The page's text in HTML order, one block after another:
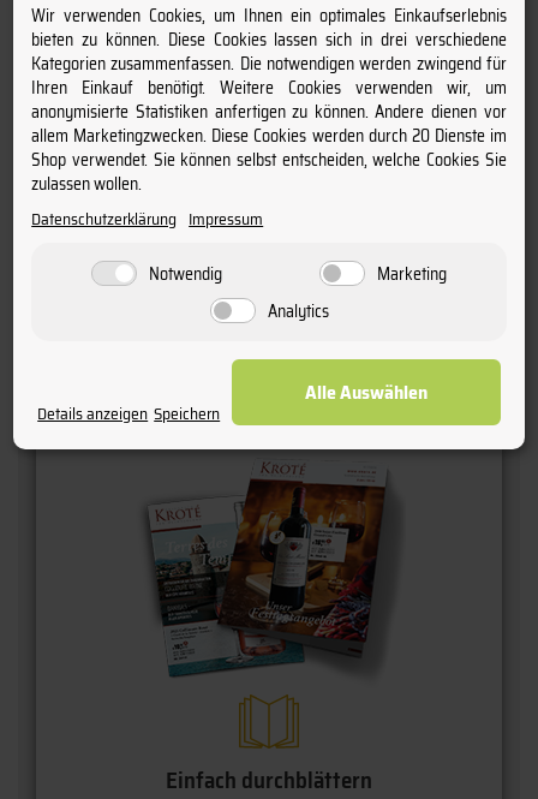
Charakter:
mineralisch & verspielt
Säure:
8,5 g/l
Anschrift:
Joh.Jos. Christoffel Erben, 54539 Ürzig
Kundenbewertungen
Einfach durchblättern
Wir verwenden Cookies, um Ihnen ein optimales Einkaufserlebnis
bieten zu können. Diese Cookies lassen sich in drei verschiedene
Kategorien zusammenfassen. Die notwendigen werden zwingend für
Ihren Einkauf benötigt. Weitere Cookies verwenden wir, um
anonymisierte Statistiken anfertigen zu können. Andere dienen vor
allem Marketingzwecken. Diese Cookies werden durch 20 Dienste im
Shop verwendet. Sie können selbst entscheiden, welche Cookies Sie
zulassen wollen.
Datenschutzerklärung Impressum
Notwendig
Marketing
Analytics
Details anzeigen Speichern
Alle Auswählen